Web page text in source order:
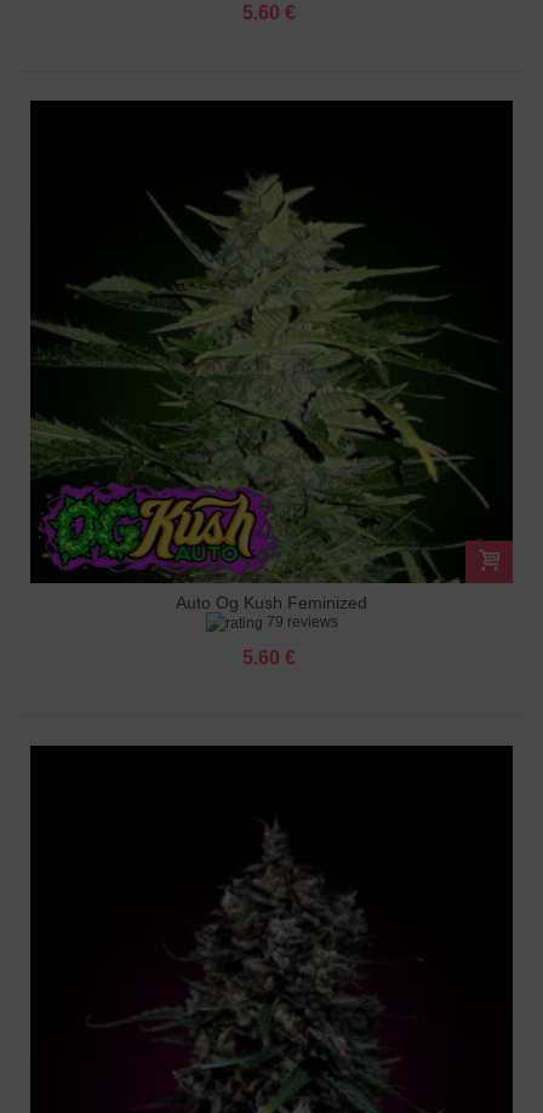
5.60 €
Auto Og Kush Feminized
79 reviews
5.60 €